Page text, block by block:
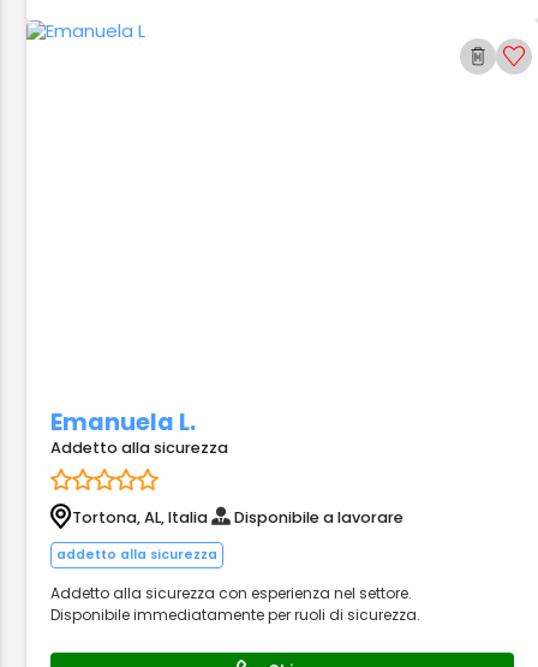
Emanuela L.
Addetto alla sicurezza
Tortona, AL, Italia Disponibile a lavorare
addetto alla sicurezza
Addetto alla sicurezza con esperienza nel settore.
Disponibile immediatamente per ruoli di sicurezza.